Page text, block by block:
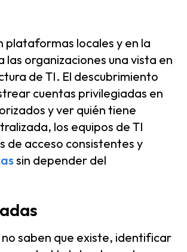
locales y en la
organizaciones una vista en
de TI. El descubrimiento
cuentas privilegiadas en
y ver quién tiene
los equipos de TI
de acceso consistentes y
sin depender del
saben que existe, identificar